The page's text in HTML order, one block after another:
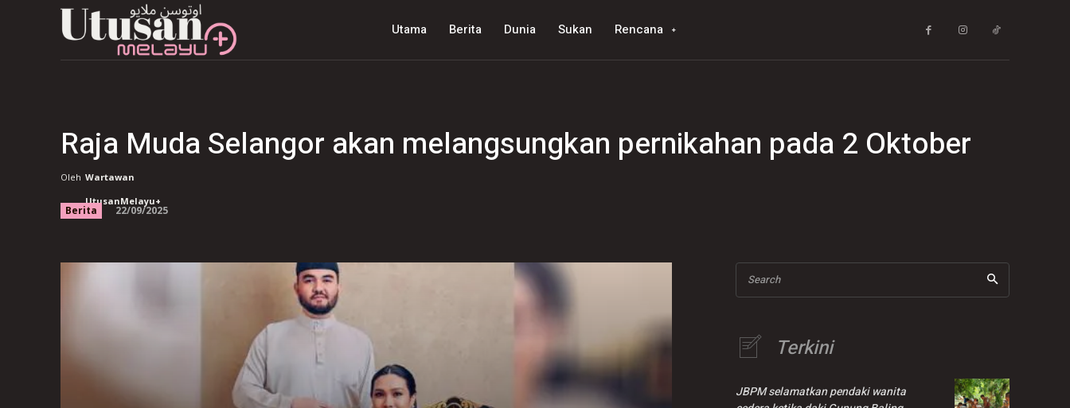
Utama Berita Dunia Sukan Rencana
Raja Muda Selangor akan melangsungkan pernikahan pada 2 Oktober
Oleh Wartawan
UtusanMelayu+
Berita 22/09/2025
Search
Terkini
JBPM selamatkan pendaki wanita